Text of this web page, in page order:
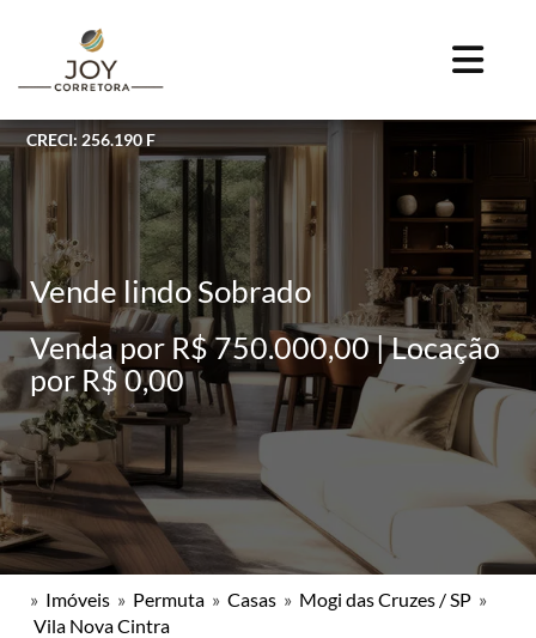
CRECI: 256.190 F
Vende lindo Sobrado
Venda por R$ 750.000,00 | Locação
por R$ 0,00
» Imóveis » Permuta » Casas » Mogi das Cruzes / SP »
Vila Nova Cintra